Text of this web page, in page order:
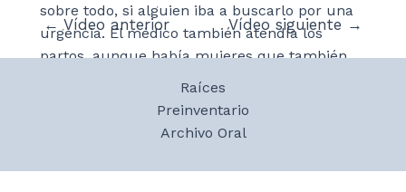
sobre todo, si alguien iba a buscarlo por una
urgencia. El médico también atendía los
partos, aunque había mujeres que también
ejercían como comadronas. Cuenta unas
anécdotas médicas sobre algunos vecinos y el
médico Don Eduardo. La farmacia o botica
que acompañaba al médico y realizaba las
Navegación
← Vídeo anterior Vídeo siguiente →
Raíces
Preinventario
Archivo Oral